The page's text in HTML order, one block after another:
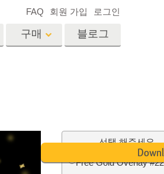
구매 블로그
FAQ 회원 가입 로그인
선택 해주세요
Free Gold Overlay #22